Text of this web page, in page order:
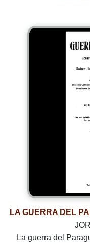
LA GUERRA DEL
La guerra del